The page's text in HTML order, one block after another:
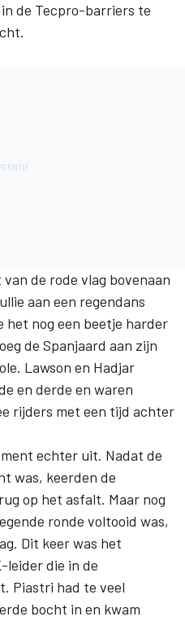
de Tecpro-barriers te
de rode vlag bovenaan
aan een regendans
het nog een beetje harder
de Spanjaard aan zijn
Lawson en Hadjar
en derde en waren
rijders met een tijd achter
echter uit. Nadat de
was, keerden de
op het asfalt. Maar nog
ronde voltooid was,
Dit keer was het
leider die in de
Piastri had te veel
bocht in en kwam